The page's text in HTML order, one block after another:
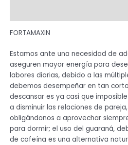
FORTAMAXIN
Estamos ante una necesidad de
aseguren mayor energía para
labores diarias, debido a las
debemos desempeñar en tan
descansar es ya casi que
a disminuir las relaciones de
obligándonos a aprovechar
para dormir; el uso del guaraná,
de cafeína es una alternativa